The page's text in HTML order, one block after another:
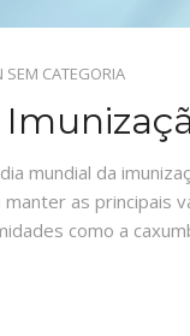
SEM CATEGORIA
mundial da
as principais
como a